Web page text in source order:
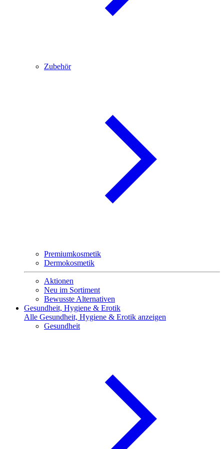
Zubehör
Premiumkosmetik
Dermokosmetik
Aktionen
Neu im Sortiment
Bewusste Alternativen
Gesundheit, Hygiene & Erotik
Alle Gesundheit, Hygiene & Erotik anzeigen
Gesundheit